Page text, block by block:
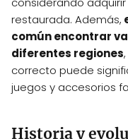
restaurada. Además,
común encontrar
diferentes regiones
correcto puede
juegos y accesorios
Historia y